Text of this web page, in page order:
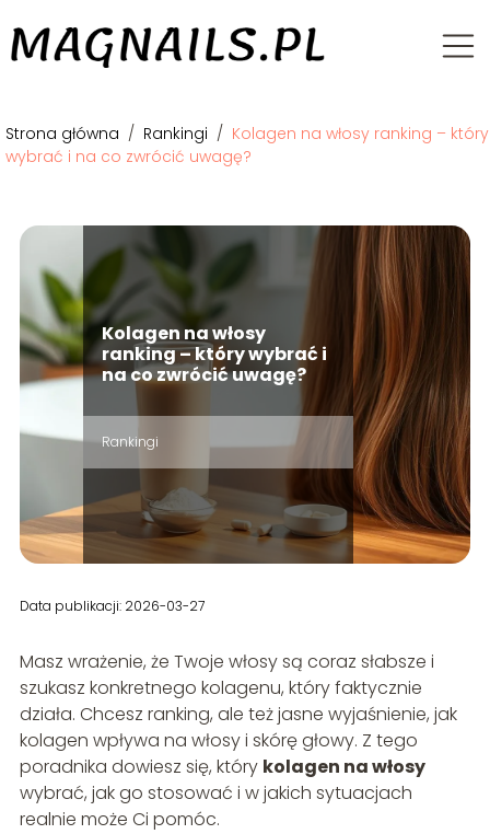
Strona główna / Rankingi / Kolagen na włosy ranking – który
wybrać i na co zwrócić uwagę?
Kolagen na włosy
ranking – który wybrać i
na co zwrócić uwagę?
Rankingi
Data publikacji: 2026-03-27
Masz wrażenie, że Twoje włosy są coraz słabsze i
szukasz konkretnego kolagenu, który faktycznie
działa. Chcesz ranking, ale też jasne wyjaśnienie, jak
kolagen wpływa na włosy i skórę głowy. Z tego
poradnika dowiesz się, który kolagen na włosy
wybrać, jak go stosować i w jakich sytuacjach
realnie może Ci pomóc.